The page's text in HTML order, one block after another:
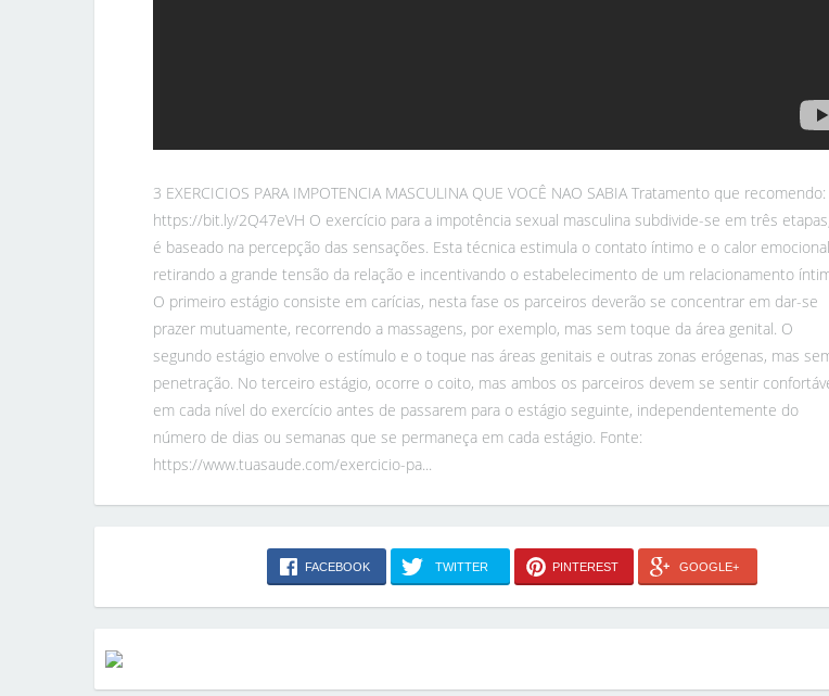
3 EXERCICIOS PARA IMPOTENCIA MASCULINA QUE VOCÊ NAO SABIA Tratamento que recomendo:
https://bit.ly/2Q47eVH O exercício para a impotência sexual masculina subdivide-se em três
é baseado na percepção das sensações. Esta técnica estimula o contato íntimo e o calor
retirando a grande tensão da relação e incentivando o estabelecimento de um relacionamento
O primeiro estágio consiste em carícias, nesta fase os parceiros deverão se concentrar em dar-se
prazer mutuamente, recorrendo a massagens, por exemplo, mas sem toque da área genital. O
segundo estágio envolve o estímulo e o toque nas áreas genitais e outras zonas erógenas, mas
penetração. No terceiro estágio, ocorre o coito, mas ambos os parceiros devem se sentir
em cada nível do exercício antes de passarem para o estágio seguinte, independentemente do
número de dias ou semanas que se permaneça em cada estágio. Fonte:
https://www.tuasaude.com/exercicio-pa...
FACEBOOK TWITTER PINTEREST GOOGLE+